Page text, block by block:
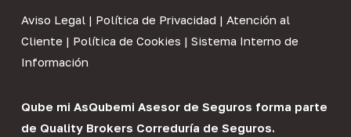
Aviso Legal| Política de Privacidad | Atención al
Cliente | Política de Cookies | Sistema Interno de
Información
Qube mi AsQubemi Asesor de Seguros forma parte
de Quality Brokers Correduría de Seguros.